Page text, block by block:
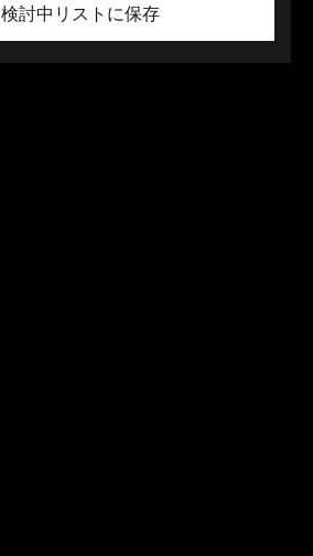
検討中リストに保存